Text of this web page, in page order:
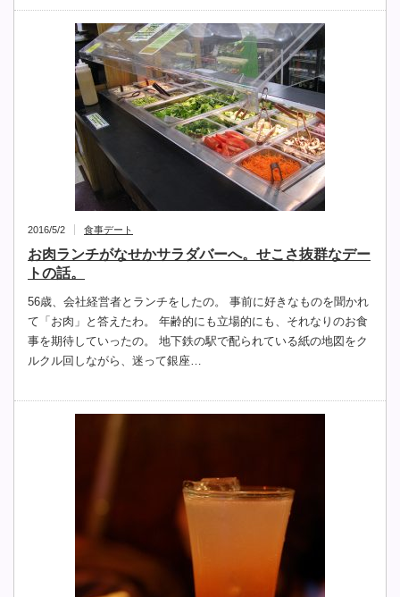
2016/5/2 食事デート
お肉ランチがなせかサラダバーへ。せこさ抜群なデー
トの話。
56歳、会社経営者とランチをしたの。 事前に好きなものを聞かれ
て「お肉」と答えたわ。 年齢的にも立場的にも、それなりのお食
事を期待していったの。 地下鉄の駅で配られている紙の地図をク
ルクル回しながら、迷って銀座…